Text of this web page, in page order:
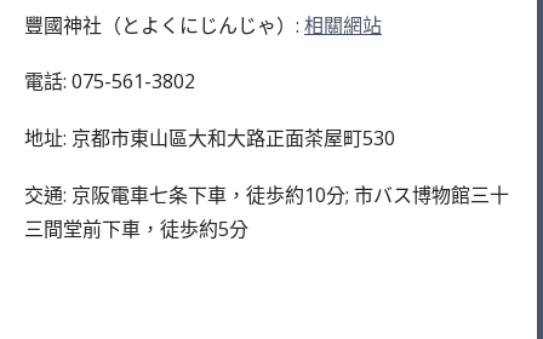
豐國神社（とよくにじんじゃ）: 相關網站
電話: 075-561-3802
地址: 京都市東山區大和大路正面茶屋町530
交通: 京阪電車七条下車，徒歩約10分; 市バス博物館三十
三間堂前下車，徒歩約5分